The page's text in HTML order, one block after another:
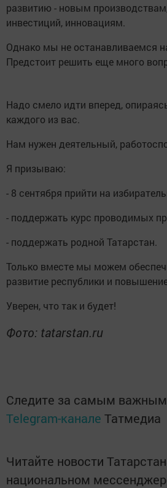
развитию - новым
инвестиций, инновациям.
Однако мы не останавливаемся
Предстоит решить еще много
Надо смело идти вперед,
каждого из вас.
Нам нужен деятельный,
Я призываю:
- 8 сентября прийти на
- поддержать курс проводимых
- поддержать родной Татарстан.
Только вместе мы можем
развитие республики и
Уверен, что так и будет!
Фото: tatarstan.ru
Следите за самым
Telegram-канале Татмедиа
Читайте новости
национальном